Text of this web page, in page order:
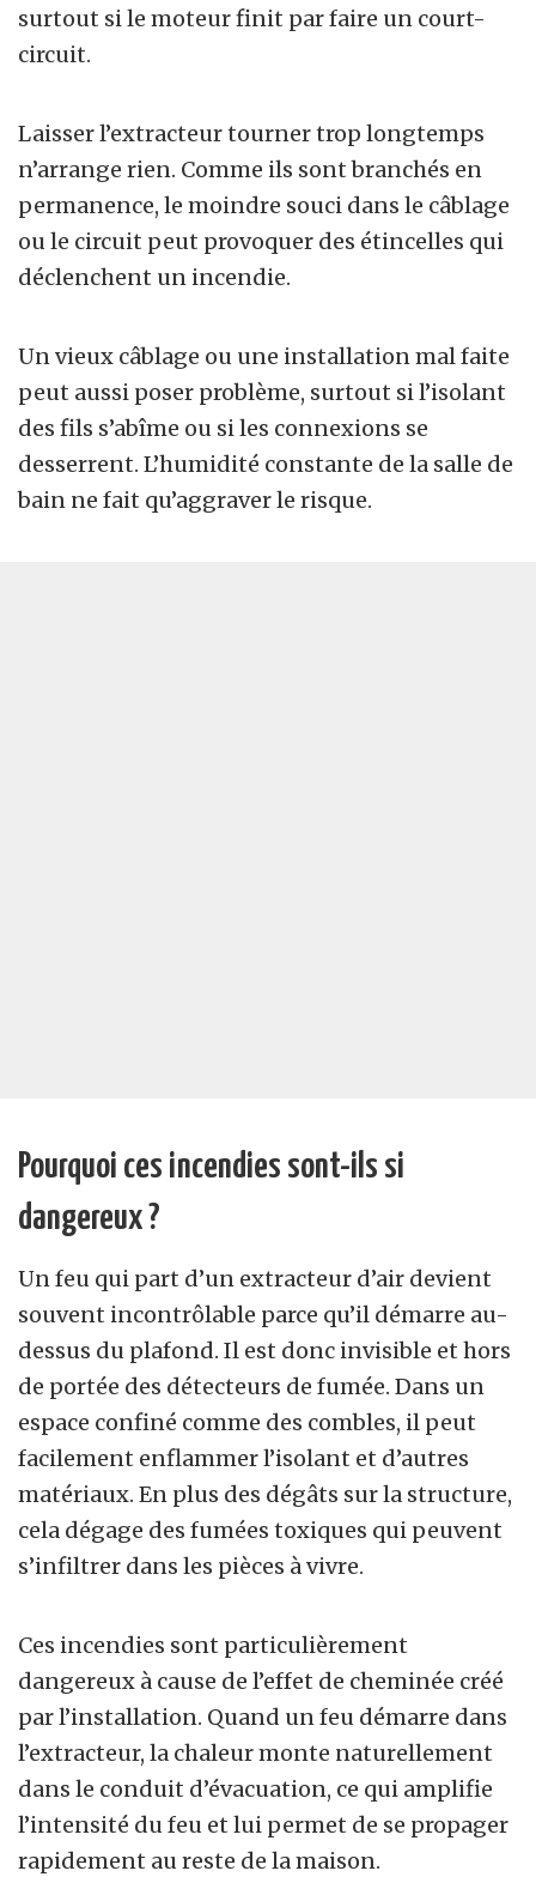
surtout si le moteur finit par faire un court-
circuit.
Laisser l’extracteur tourner trop longtemps
n’arrange rien. Comme ils sont branchés en
permanence, le moindre souci dans le câblage
ou le circuit peut provoquer des étincelles qui
déclenchent un incendie.
Un vieux câblage ou une installation mal faite
peut aussi poser problème, surtout si l’isolant
des fils s’abîme ou si les connexions se
desserrent. L’humidité constante de la salle de
bain ne fait qu’aggraver le risque.
Pourquoi ces incendies sont-ils si
dangereux ?
Un feu qui part d’un extracteur d’air devient
souvent incontrôlable parce qu’il démarre au-
dessus du plafond. Il est donc invisible et hors
de portée des détecteurs de fumée. Dans un
espace confiné comme des combles, il peut
facilement enflammer l’isolant et d’autres
matériaux. En plus des dégâts sur la structure,
cela dégage des fumées toxiques qui peuvent
s’infiltrer dans les pièces à vivre.
Ces incendies sont particulièrement
dangereux à cause de l’effet de cheminée créé
par l’installation. Quand un feu démarre dans
l’extracteur, la chaleur monte naturellement
dans le conduit d’évacuation, ce qui amplifie
l’intensité du feu et lui permet de se propager
rapidement au reste de la maison.